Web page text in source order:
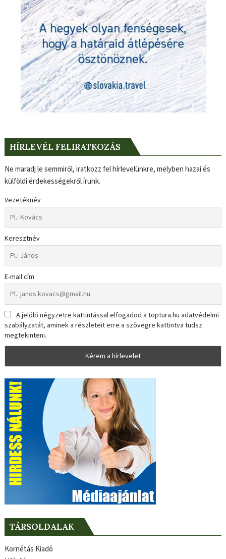
HÍRLEVÉL FELIRATKOZÁS
Ne maradj le semmiről, iratkozz fel hírlevelünkre, melyben hazai és
külföldi érdekességekről írunk.
Vezetéknév
Keresztnév
E-mail cím
A jelölő négyzetre kattintással elfogadod a toptura.hu adatvédelmi
szabályzatát, aminek a részleteit erre a szövegre kattintva tudsz
megtekinteni.
TÁRSOLDALAK
Kornétás Kiadó